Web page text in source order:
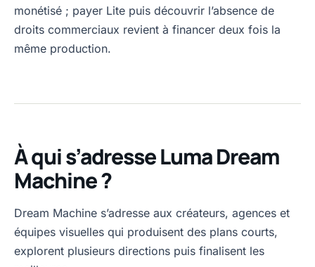
monétisé ; payer Lite puis découvrir l’absence de
droits commerciaux revient à financer deux fois la
même production.
À qui s’adresse Luma Dream
Machine ?
Dream Machine s’adresse aux créateurs, agences et
équipes visuelles qui produisent des plans courts,
explorent plusieurs directions puis finalisent les